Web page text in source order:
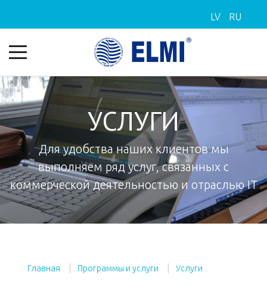
LV RU
УСЛУГИ
Для удобства наших клиентов мы
выполняем ряд услуг, связанных с
коммерческой деятельностью и отраслью IT
Главная Программы и услуги Услуги